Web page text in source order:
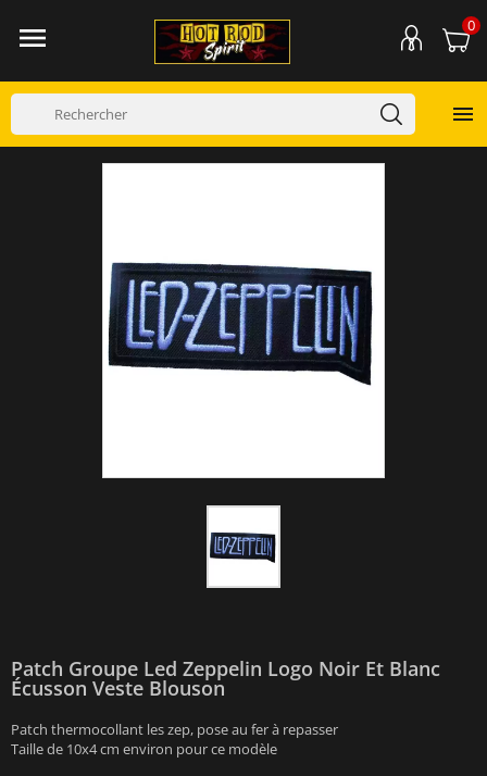
 0

Patch Groupe Led Zeppelin Logo Noir Et Blanc
Écusson Veste Blouson
Patch thermocollant les zep, pose au fer à repasser
Taille de 10x4 cm environ pour ce modèle